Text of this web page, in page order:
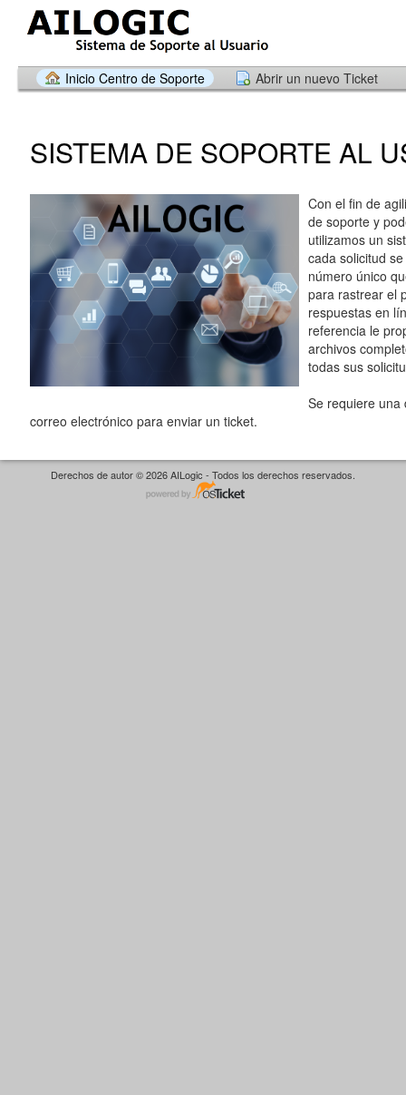
Inicio Centro de Soporte Abrir un nuevo Ticket
SISTEMA DE SOPORTE AL
Con el fin de
de soporte y
utilizamos un
cada solicitud
número único
para rastrear el
respuestas en
referencia le
archivos
todas sus
Se requiere una
correo electrónico para enviar un ticket.
Derechos de autor © 2026 AILogic - Todos los derechos reservados.